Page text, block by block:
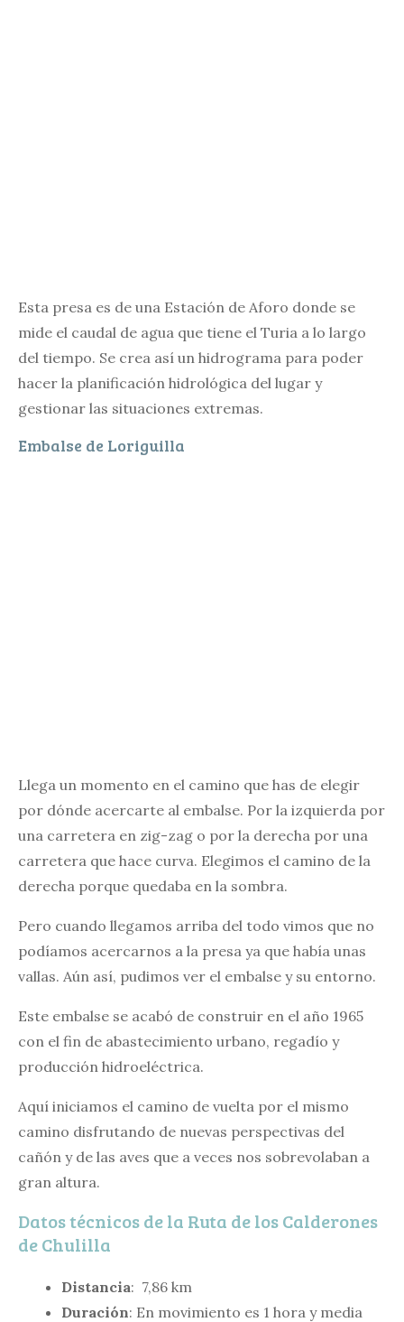
Esta presa es de una Estación de Aforo donde se
mide el caudal de agua que tiene el Turia a lo largo
del tiempo. Se crea así un hidrograma para poder
hacer la planificación hidrológica del lugar y
gestionar las situaciones extremas.
Embalse de Loriguilla
Llega un momento en el camino que has de elegir
por dónde acercarte al embalse. Por la izquierda por
una carretera en zig-zag o por la derecha por una
carretera que hace curva. Elegimos el camino de la
derecha porque quedaba en la sombra.
Pero cuando llegamos arriba del todo vimos que no
podíamos acercarnos a la presa ya que había unas
vallas. Aún así, pudimos ver el embalse y su entorno.
Este embalse se acabó de construir en el año 1965
con el fin de abastecimiento urbano, regadío y
producción hidroeléctrica.
Aquí iniciamos el camino de vuelta por el mismo
camino disfrutando de nuevas perspectivas del
cañón y de las aves que a veces nos sobrevolaban a
gran altura.
Datos técnicos de la Ruta de los Calderones
de Chulilla
Distancia: 7,86 km
Duración: En movimiento es 1 hora y media